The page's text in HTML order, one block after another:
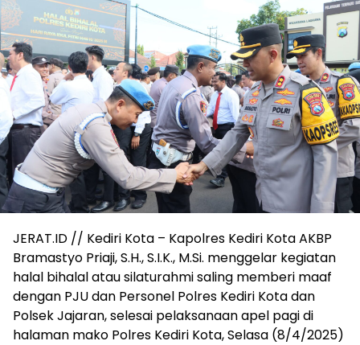
JERAT.ID // Kediri Kota – Kapolres Kediri Kota AKBP
Bramastyo Priaji, S.H., S.I.K., M.Si. menggelar kegiatan
halal bihalal atau silaturahmi saling memberi maaf
dengan PJU dan Personel Polres Kediri Kota dan
Polsek Jajaran, selesai pelaksanaan apel pagi di
halaman mako Polres Kediri Kota, Selasa (8/4/2025)